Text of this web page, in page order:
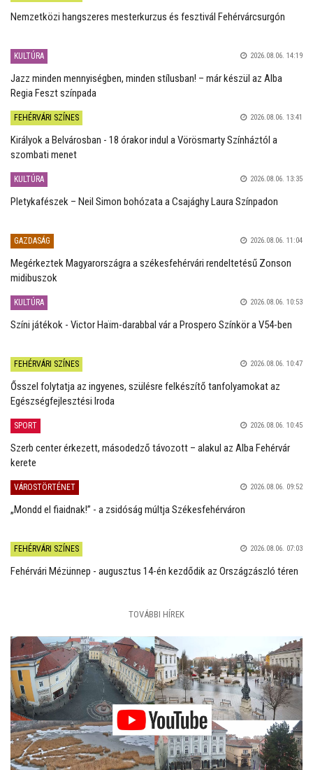
Nemzetközi hangszeres mesterkurzus és fesztivál Fehérvárcsurgón
KULTÚRA 2026.08.06. 14:19
Jazz minden mennyiségben, minden stílusban! – már készül az Alba
Regia Feszt színpada
FEHÉRVÁRI SZÍNES 2026.08.06. 13:41
Királyok a Belvárosban - 18 órakor indul a Vörösmarty Színháztól a
szombati menet
KULTÚRA 2026.08.06. 13:35
Pletykafészek – Neil Simon bohózata a Csajághy Laura Színpadon
GAZDASÁG 2026.08.06. 11:04
Megérkeztek Magyarországra a székesfehérvári rendeltetésű Zonson
midibuszok
KULTÚRA 2026.08.06. 10:53
Színi játékok - Victor Haïm-darabbal vár a Prospero Színkör a V54-ben
FEHÉRVÁRI SZÍNES 2026.08.06. 10:47
Ősszel folytatja az ingyenes, szülésre felkészítő tanfolyamokat az
Egészségfejlesztési Iroda
SPORT 2026.08.06. 10:45
Szerb center érkezett, másodedző távozott – alakul az Alba Fehérvár
kerete
VÁROSTÖRTÉNET 2026.08.06. 09:52
„Mondd el fiaidnak!” - a zsidóság múltja Székesfehérváron
FEHÉRVÁRI SZÍNES 2026.08.06. 07:03
Fehérvári Mézünnep - augusztus 14-én kezdődik az Országzászló téren
TOVÁBBI HÍREK